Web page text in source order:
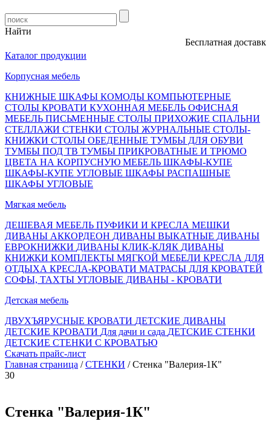
Найти
Бесплатная доставка,
Каталог продукции
Корпусная мебель
КНИЖНЫЕ ШКАФЫ КОМОДЫ КОМПЬЮТЕРНЫЕ
СТОЛЫ КРОВАТИ КУХОННАЯ МЕБЕЛЬ ОФИСНАЯ
МЕБЕЛЬ ПИСЬМЕННЫЕ СТОЛЫ ПРИХОЖИЕ СПАЛЬНИ
СТЕЛЛАЖИ СТЕНКИ СТОЛЫ ЖУРНАЛЬНЫЕ СТОЛЫ-
КНИЖКИ СТОЛЫ ОБЕДЕННЫЕ ТУМБЫ ДЛЯ ОБУВИ
ТУМБЫ ПОД ТВ ТУМБЫ ПРИКРОВАТНЫЕ И ТРЮМО
ЦВЕТА НА КОРПУСНУЮ МЕБЕЛЬ ШКАФЫ-КУПЕ
ШКАФЫ-КУПЕ УГЛОВЫЕ ШКАФЫ РАСПАШНЫЕ
ШКАФЫ УГЛОВЫЕ
Мягкая мебель
ДЕШЕВАЯ МЕБЕЛЬ ПУФИКИ И КРЕСЛА МЕШКИ
ДИВАНЫ АККОРДЕОН ДИВАНЫ ВЫКАТНЫЕ ДИВАНЫ
ЕВРОКНИЖКИ ДИВАНЫ КЛИК-КЛЯК ДИВАНЫ
КНИЖКИ КОМПЛЕКТЫ МЯГКОЙ МЕБЕЛИ КРЕСЛА ДЛЯ
ОТДЫХА КРЕСЛА-КРОВАТИ МАТРАСЫ ДЛЯ КРОВАТЕЙ
СОФЫ, ТАХТЫ УГЛОВЫЕ ДИВАНЫ - КРОВАТИ
Детская мебель
ДВУХЪЯРУСНЫЕ КРОВАТИ ДЕТСКИЕ ДИВАНЫ
ДЕТСКИЕ КРОВАТИ Для дачи и сада ДЕТСКИЕ СТЕНКИ
ДЕТСКИЕ СТЕНКИ С КРОВАТЬЮ
Скачать прайс-лист
Главная страница /СТЕНКИ / Стенка "Валерия-1К"
30
Стенка "Валерия-1К"